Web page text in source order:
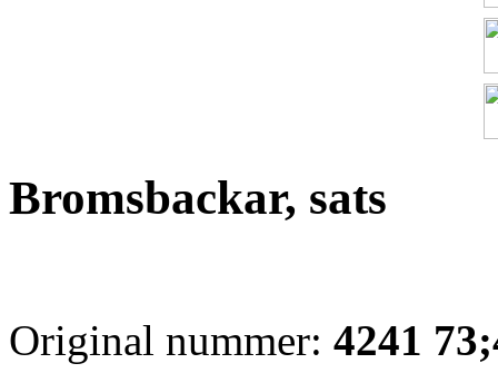
Bromsbackar, sats
Original nummer: 4241